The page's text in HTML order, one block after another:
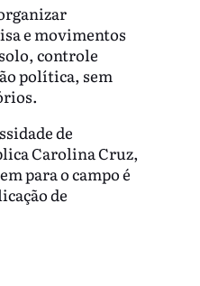
e movimentos
controle
política, sem
de
Carolina Cruz,
para o campo é
de